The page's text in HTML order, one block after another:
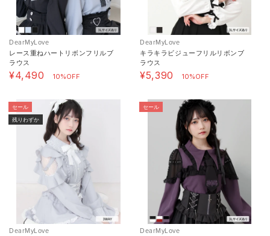
DearMyLove
レース重ねハートリボンフリルブ
ラウス
¥4,490 10%OFF
DearMyLove
キラキラビジューフリルリボンブ
ラウス
¥5,390 10%OFF
セール
残りわずか
DearMyLove
セール
DearMyLove